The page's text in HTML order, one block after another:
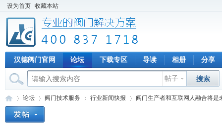
设为首页 收藏本站
汉德阀门官网 论坛 下载专区 导读 相册 分享
帖子 搜索
论坛 阀门技术服务 行业新闻快报 阀门生产者和互联网人融合将是